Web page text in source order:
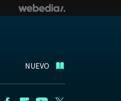
NUEVO